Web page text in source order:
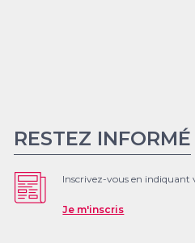
RESTEZ INFORMÉ
Inscrivez-vous en indiquant
Je m'inscris